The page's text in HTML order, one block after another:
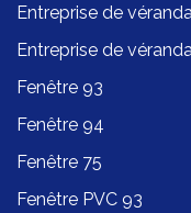
Entreprise de
Entreprise de
Fenêtre 93
Fenêtre 94
Fenêtre 75
Fenêtre PVC 93